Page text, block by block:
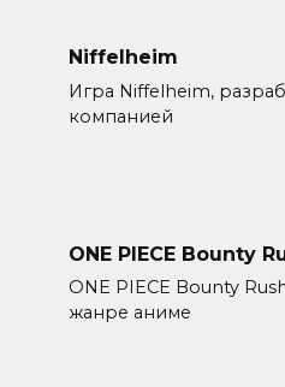
Niffelheim
Игра Niffelheim,
компанией
ONE PIECE Bounty
ONE PIECE Bounty
жанре аниме